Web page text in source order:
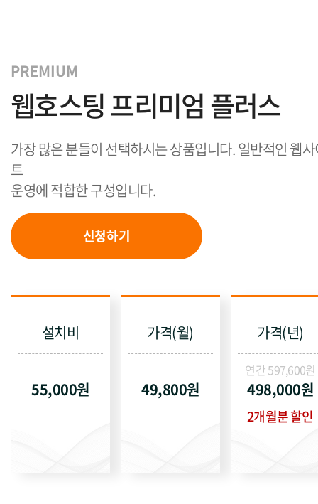
PREMIUM
웹호스팅 프리미엄 플러스
가장 많은 분들이 선택하시는 상품입니다. 일반적인 웹
트
운영에 적합한 구성입니다.
신청하기
설치비
55,000원
가격(월)
49,800원
가격(년)
연간 597,600원
498,000원
2개월분 할인